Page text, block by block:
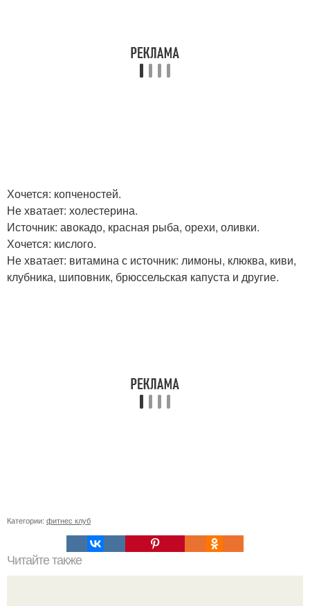
Хочется: копченостей.
Не хватает: холестерина.
Источник: авокадо, красная рыба, орехи, оливки.
Хочется: кислого.
Не хватает: витамина с источник: лимоны, клюква, киви,
клубника, шиповник, брюссельская капуста и другие.
Категории: фитнес клуб
Читайте также